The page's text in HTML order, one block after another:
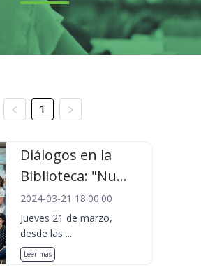
1
Diálogos en la
Biblioteca: "Nu...
2024-03-21 18:00:00
Jueves 21 de marzo,
desde las ...
Leer más